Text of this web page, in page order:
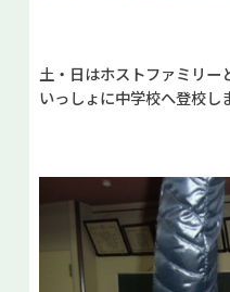
土・日はホストファミリー
いっしょに中学校へ登校し